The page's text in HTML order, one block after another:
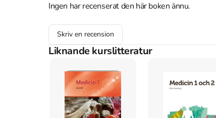
Melber, Henning,50 years Dag Hammarskjöld
Melber, H. (2012).50 years Dag Hammarskjöld
Vancouver
Melber H. 50 years Dag Hammarskjöld Foundation.
Ingen har recenserat den här boken ännu.
Skriv en recension
Liknande kurslitteratur